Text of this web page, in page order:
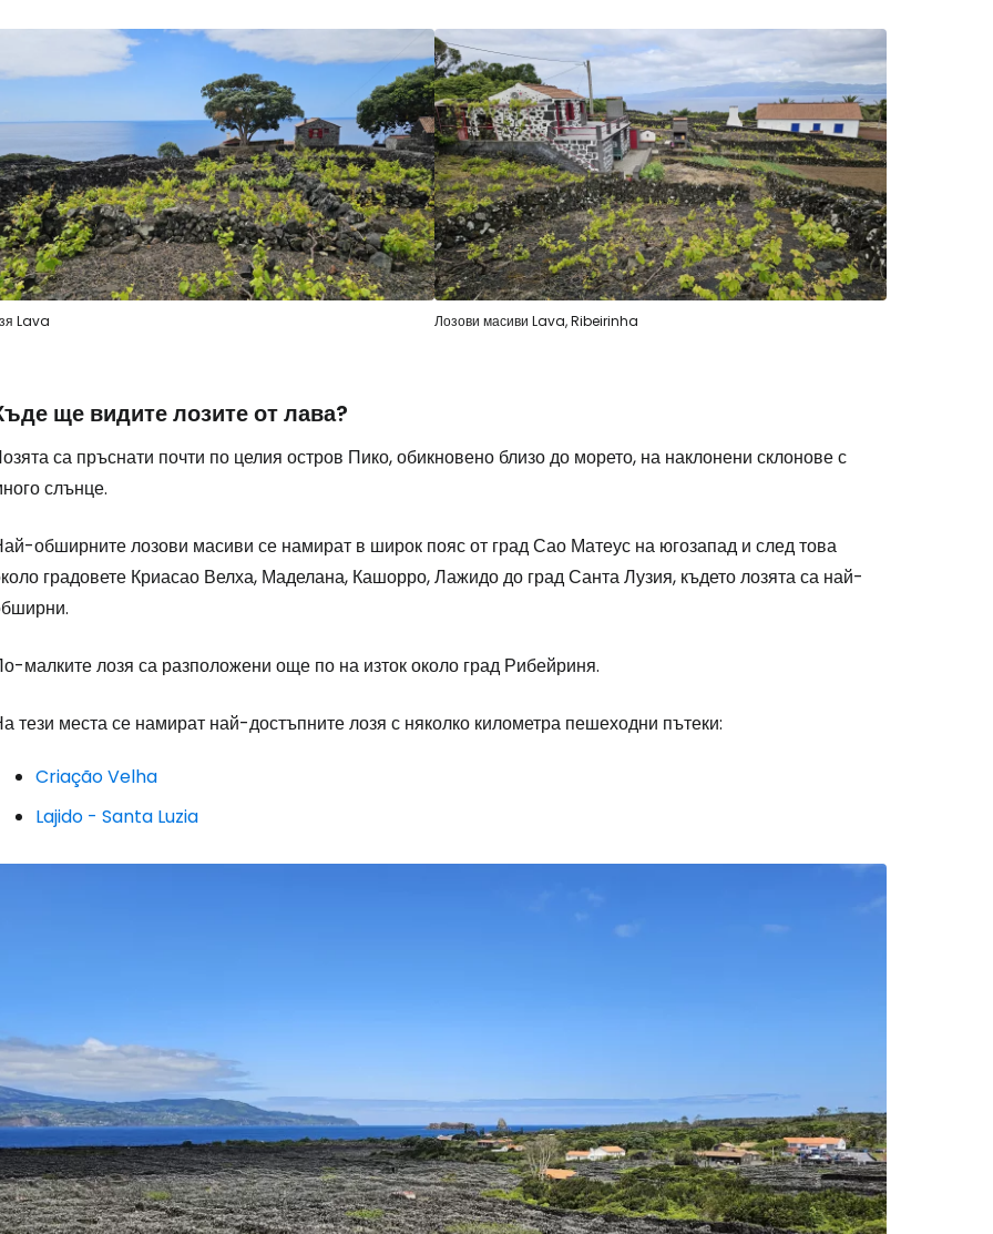
Lava Лозови масиви Lava, Ribeirinha
ще видите лозите от лава?
са пръснати почти по целия остров Пико, обикновено близо до морето, на наклонени склонове с
слънце.
обширните лозови масиви се намират в широк пояс от град Сао Матеус на югозапад и след това
градовете Криасао Велха, Маделана, Кашорро, Лажидо до град Санта Лузия, където лозята са най-
малките лозя са разположени още по на изток около град Рибейриня.
тези места се намират най-достъпните лозя с няколко километра пешеходни пътеки:
Criação Velha
Lajido - Santa Luzia